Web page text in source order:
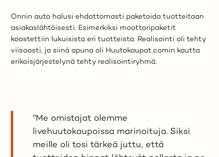
Onnin auto halusi ehdottomasti paketoida tuotteitaan
asiakaslähtöisesti. Esimerkiksi moottoripaketit
koostettiin lukuisista eri tuotteista. Realisointi oli tehty
viisaasti, ja siinä apuna oli Huutokaupat.comin kautta
erikoisjärjestelynä tehty realisointiryhmä.
"Me omistajat olemme
livehuutokaupoissa marinoituja. Siksi
meille oli tosi tärkeä juttu, että